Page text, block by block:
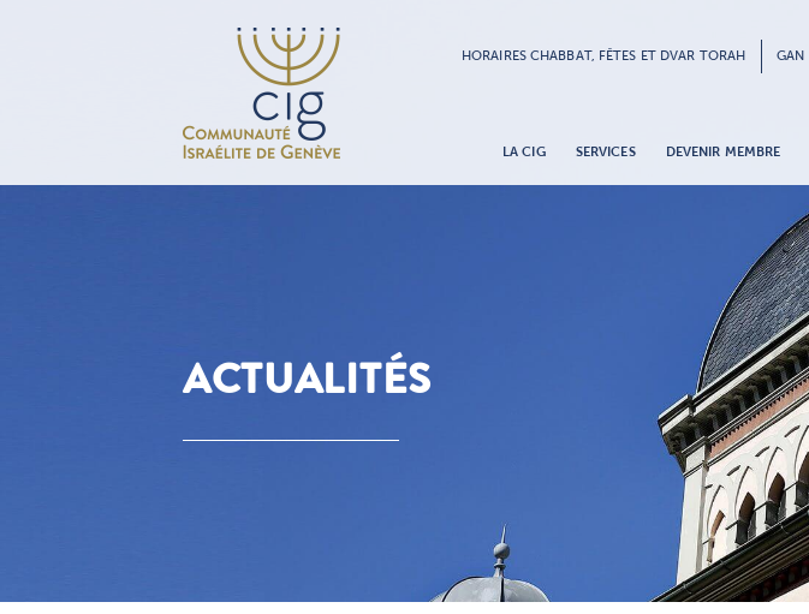
HORAIRES CHABBAT, FÊTES ET DVAR TORAH GAN
LA CIG SERVICES DEVENIR MEMBRE
ACTUALITÉS